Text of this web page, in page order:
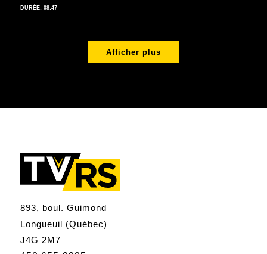
DURÉE: 08:47
Afficher plus
893, boul. Guimond
Longueuil (Québec)
J4G 2M7